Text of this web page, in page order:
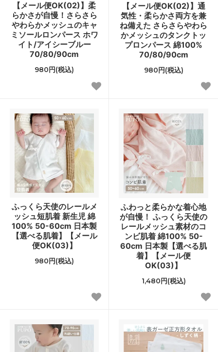
【メール便OK(02)】柔
らかさが自慢！さらさら
やわらかメッシュのキャ
ミソールロンパース ホワ
イト/アイシーブルー
70/80/90cm
980円(税込)
【メール便OK(02)】通
気性・柔らかさ両方を兼
ね備えた さらさらやわら
かメッシュのタンクトッ
プロンパース 綿100%
70/80/90cm
980円(税込)
ふっくら天使のレールメ
ッシュ短肌着 新生児 綿
100% 50-60cm 日本製
【選べる肌着】【メール
便OK(03)】
980円(税込)
ふわっと柔らかな着心地
が自慢！ ふっくら天使の
レールメッシュ素材のコ
ンビ肌着 綿100% 50-
60cm 日本製【選べる肌
着】【メール便
OK(03)】
1,480円(税込)